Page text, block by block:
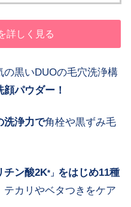
詳しく見る
黒いDUOの毛穴洗浄構
パウダー！
洗浄力で角栓や黒ずみ毛
チン酸2K*」 をはじめ11種
テカリやベタつきをケア